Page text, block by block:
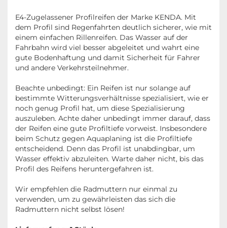
E4-Zugelassener Profilreifen der Marke KENDA. Mit
dem Profil sind Regenfahrten deutlich sicherer, wie mit
einem einfachen Rillenreifen. Das Wasser auf der
Fahrbahn wird viel besser abgeleitet und wahrt eine
gute Bodenhaftung und damit Sicherheit für Fahrer
und andere Verkehrsteilnehmer.
Beachte unbedingt: Ein Reifen ist nur solange auf
bestimmte Witterungsverhältnisse spezialisiert, wie er
noch genug Profil hat, um diese Spezialisierung
auszuleben. Achte daher unbedingt immer darauf, dass
der Reifen eine gute Profiltiefe vorweist. Insbesondere
beim Schutz gegen Aquaplaning ist die Profiltiefe
entscheidend. Denn das Profil ist unabdingbar, um
Wasser effektiv abzuleiten. Warte daher nicht, bis das
Profil des Reifens heruntergefahren ist.
Wir empfehlen die Radmuttern nur einmal zu
verwenden, um zu gewährleisten das sich die
Radmuttern nicht selbst lösen!